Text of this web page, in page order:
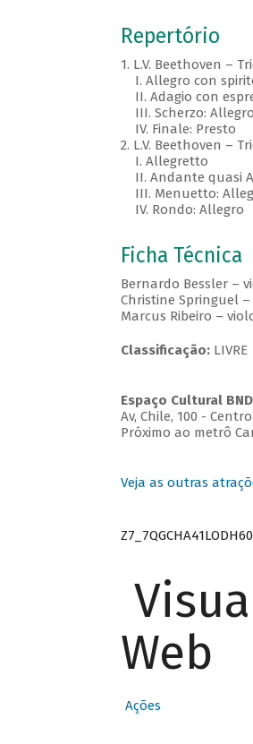
Repertório
1. L.V. Beethoven –
I. Allegro con
II. Adagio con
III. Scherzo:
IV. Finale: Presto
2. L.V. Beethoven –
I. Allegretto
II. Andante quasi
III. Menuetto:
​ IV. Rondo: Allegro
Ficha Técnica
Bernardo Bessler –
Christine Springuel
Marcus Ribeiro –
Classificação: LIVRE
Espaço Cultural
Av, Chile, 100 - Centro
Próximo ao metrô
Veja as outras
Web
Ações